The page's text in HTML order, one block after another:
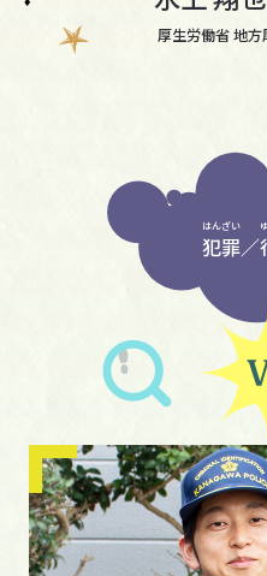
厚生労働省 地
犯
はん
罪
ざい
／